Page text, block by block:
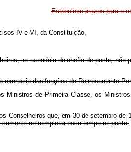
Estabelece prazos para o
IV e VI, da Constituição,
no exercício de chefia de posto,
das funções de Representante
de Primeira Classe, os
que, em 30 de setembro
ao completar esse tempo no posto.